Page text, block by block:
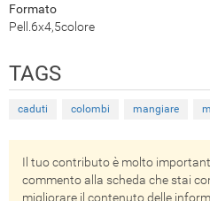
Formato
Pell.6x4,5colore
TAGS
caduti colombi mangiare
Il tuo contributo è molto
commento alla scheda che stai
migliorare il contenuto delle